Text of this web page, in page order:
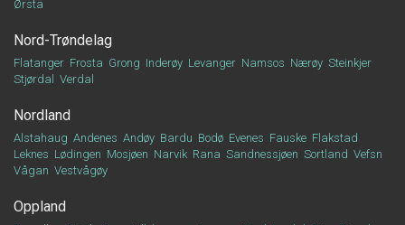
Ørsta
Nord-Trøndelag
Flatanger Frosta Grong Inderøy Levanger Namsos Nærøy Steinkjer
Stjørdal
Verdal
Nordland
Alstahaug Andenes Andøy Bardu Bodø Evenes Fauske Flakstad
Leknes Lødingen Mosjøen Narvik Rana Sandnessjøen Sortland Vefsn
Vågan Vestvågøy
Oppland